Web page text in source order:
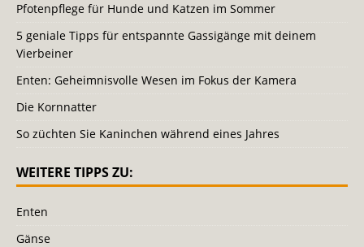
Pfotenpflege für Hunde und Katzen im Sommer
5 geniale Tipps für entspannte Gassigänge mit deinem
Vierbeiner
Enten: Geheimnisvolle Wesen im Fokus der Kamera
Die Kornnatter
So züchten Sie Kaninchen während eines Jahres
WEITERE TIPPS ZU:
Enten
Gänse